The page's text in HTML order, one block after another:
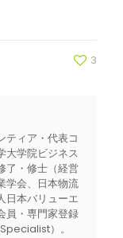
3
ティア・代表コ
大学院ビジネス
了・修士（経営
学会、日本物流
日本バリューエ
員・専門家登録
）。